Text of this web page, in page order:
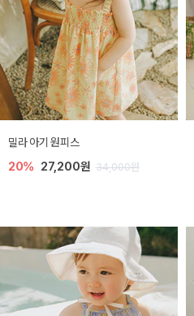
밀라 아기 원피스
20% 27,200원 34,000원